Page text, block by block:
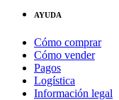
AYUDA
Cómo comprar
Cómo vender
Pagos
Logística
Información legal